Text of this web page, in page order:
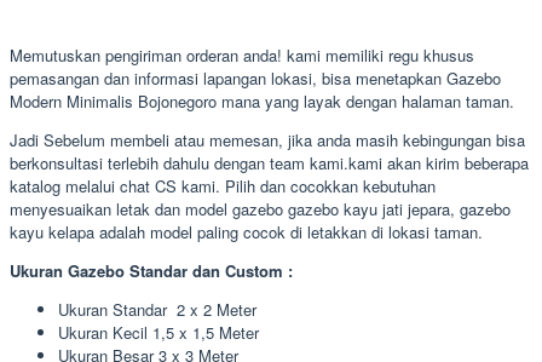
Memutuskan pengiriman orderan anda! kami memiliki regu khusus
pemasangan dan informasi lapangan lokasi, bisa menetapkan Gazebo
Modern Minimalis Bojonegoro mana yang layak dengan halaman taman.
Jadi Sebelum membeli atau memesan, jika anda masih kebingungan bisa
berkonsultasi terlebih dahulu dengan team kami.kami akan kirim beberapa
katalog melalui chat CS kami. Pilih dan cocokkan kebutuhan
menyesuaikan letak dan model gazebo gazebo kayu jati jepara, gazebo
kayu kelapa adalah model paling cocok di letakkan di lokasi taman.
Ukuran Gazebo Standar dan Custom :
Ukuran Standar 2 x 2 Meter
Ukuran Kecil 1,5 x 1,5 Meter
Ukuran Besar 3 x 3 Meter